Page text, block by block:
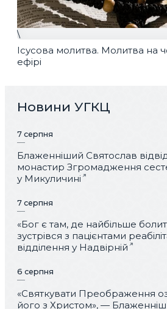
\
Ісусова молитва. Молитва на
ефірі
Новини УГКЦ
7 серпня
Блаженніший Святослав
монастир Згромадження
у Микуличині
7 серпня
«Бог є там, де найбільше
зустрівся з пацієнтами
відділення у Надвірній
6 серпня
«Святкувати Преображення
його з Христом», —